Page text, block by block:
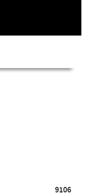
9106